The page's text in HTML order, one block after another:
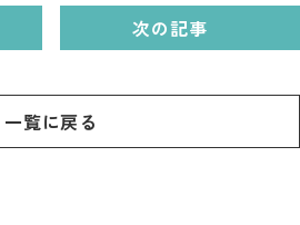
一覧に戻る
次の記事